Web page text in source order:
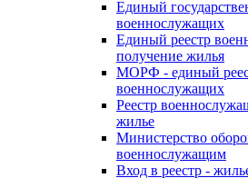
Единый
военнослужащих
Единый реестр
получение жилья
МОРФ - единый
военнослужащих
Реестр
жилье
Министерство
военнослужащим
Вход в реестр -